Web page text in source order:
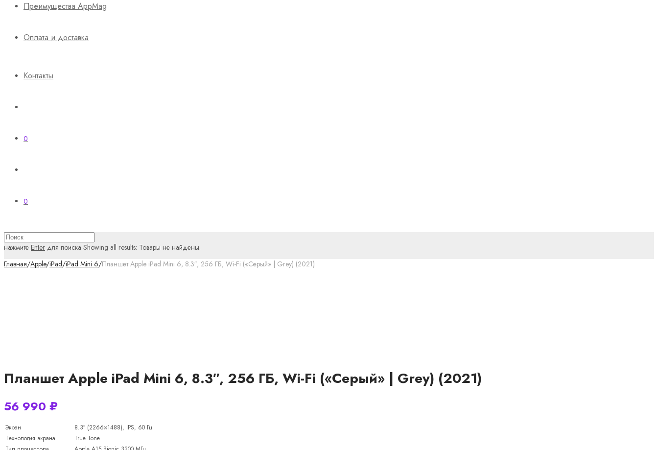
Преимущества AppMag
Оплата и доставка
Контакты
0
0
нажмите Enter для поиска Showing all results: Товары не найдены.
Главная/Apple/iPad/iPad Mini 6/Планшет Apple iPad Mini 6, 8.3″, 256 ГБ, Wi-Fi («Серый» | Grey) (2021)
Планшет Apple iPad Mini 6, 8.3″, 256 ГБ, Wi-Fi («Серый» | Grey) (2021)
56 990 ₽
Экран
8.3″ (2266×1488), IPS, 60 Гц
Технология экрана
True Tone